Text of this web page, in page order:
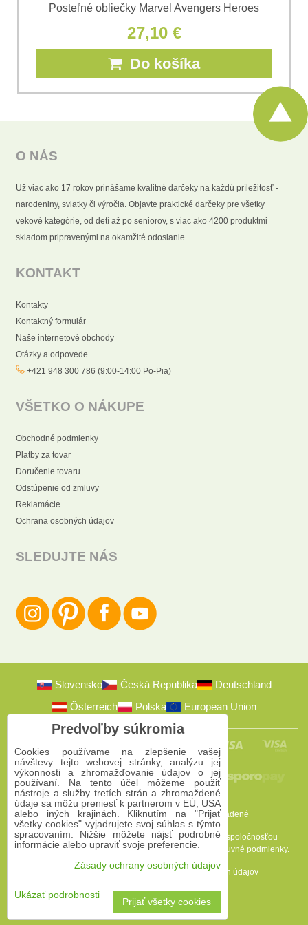
Posteľné obliečky Marvel Avengers Heroes
27,10 €
Do košíka
O NÁS
Už viac ako 17 rokov prinášame kvalitné darčeky na každú príležitosť -
narodeniny, sviatky či výročia. Objavte praktické darčeky pre všetky
vekové kategórie, od detí až po seniorov, s viac ako 4200 produktmi
skladom pripravenými na okamžité odoslanie.
KONTAKT
Kontakty
Kontaktný formulár
Naše internetové obchody
Otázky a odpovede
+421 948 300 786 (9:00-14:00 Po-Pia)
VŠETKO O NÁKUPE
Obchodné podmienky
Platby za tovar
Doručenie tovaru
Odstúpenie od zmluvy
Reklamácie
Ochrana osobných údajov
SLEDUJTE NÁS
Slovensko Česká Republika
Deutschland
Österreich
Polska European Union
2009-2026 © Bomba s.r.o.Všetky práva vyhradené
Táto stránka je chránená programom reCAPTCHA a spoločnosťou
Google. PlatiaPravidlá ochrany osobných údajov Zmluvné podmienky.
Predvoľby súkromia
Zásady ochrany osobných údajov
Vytvorené pomocou:BiznisWeb.sk
Predvoľby súkromia
Cookies používame na zlepšenie vašej
návštevy tejto webovej stránky, analýzu jej
výkonnosti a zhromažďovanie údajov o jej
používaní. Na tento účel môžeme použiť
nástroje a služby tretích strán a zhromaždené
údaje sa môžu preniesť k partnerom v EÚ, USA
alebo iných krajinách. Kliknutím na "Prijať
všetky cookies" vyjadrujete svoj súhlas s týmto
spracovaním. Nižšie môžete nájsť podrobné
informácie alebo upraviť svoje preferencie.
Zásady ochrany osobných údajov
Ukázať podrobnosti
Prijať všetky cookies